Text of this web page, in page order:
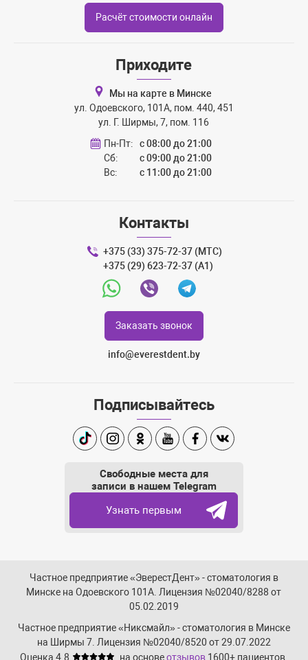
Расчёт стоимости онлайн
Приходите
Мы на карте в Минске
ул. Одоевского, 101А, пом. 440, 451
ул. Г. Ширмы, 7, пом. 116
Пн-Пт:
с 08:00 до 21:00
Сб:
с 09:00 до 21:00
Вс:
с 11:00 до 21:00
Контакты
+375 (33) 375-72-37 (МТС)
+375 (29) 623-72-37 (A1)
WhatsappViber Telegram
Заказать звонок
info@everestdent.by
Подписывайтесь
TikTokInstagramОдноклассники
YoutubeFacebookВконтакте
Свободные места для
записи в нашем Telegram
Узнать первым
Частное предприятие «ЭверестДент» - стоматология в
Минске на Одоевского 101А. Лицензия №02040/8288 от
05.02.2019
Частное предприятие «Никсмайл» - стоматология в Минске
на Ширмы 7. Лицензия №02040/8520 от 29.07.2022
Оценка 4.8
на основеотзывов 1600+пациентов.